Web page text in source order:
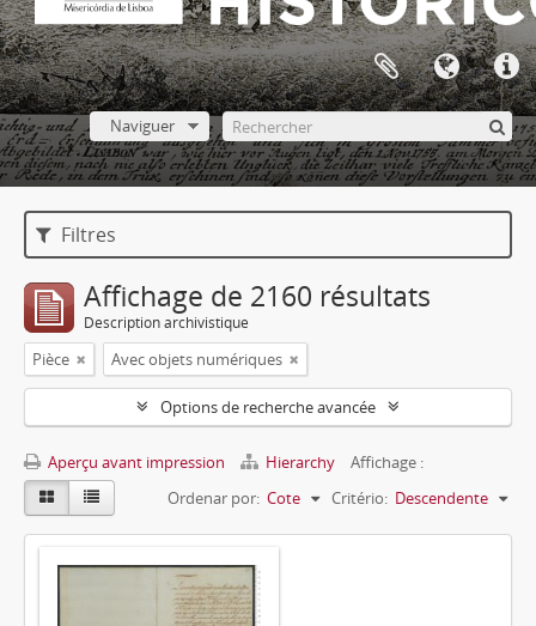
Naviguer
Filtres
Affichage de 2160 résultats
Description archivistique
Pièce Avec objets numériques
Options de recherche avancée
Aperçu avant impression Hierarchy
Affichage :
Ordenar por: Cote Critério: Descendente